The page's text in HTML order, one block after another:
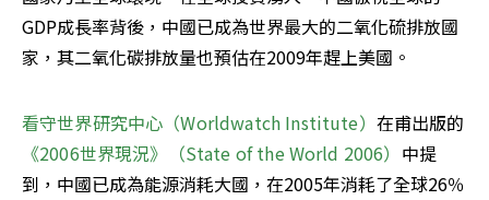
GDP成長率背後，中國已成為世界最大的二氧化硫排放國
家，其二氧化碳排放量也預估在2009年趕上美國。
看守世界研究中心（Worldwatch Institute） 在甫出版的
《2006世界現況》（State of the World 2006） 中提
到，中國已成為能源消耗大國，在2005年消耗了全球26％